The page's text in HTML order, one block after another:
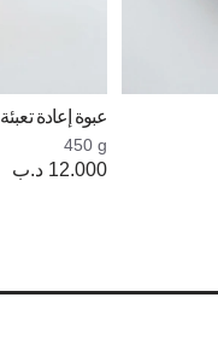
Price:
عبوة إعادة
450 g
12.000 د.ب